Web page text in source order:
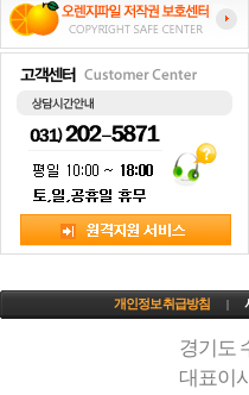
개인정보 취급방침 |
경기도
대표이